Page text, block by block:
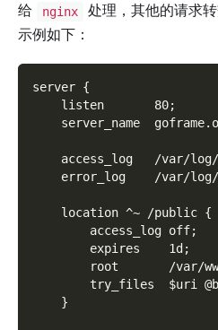
给
nginx 处理，其他的请求
示例如下：
server {
    listen       80;
server_name
access_log   /var/
error_log    /var/
    location ^~ /public {
        access_log off;
        expires    1d;
root       /var/
try_files  $uri
    }